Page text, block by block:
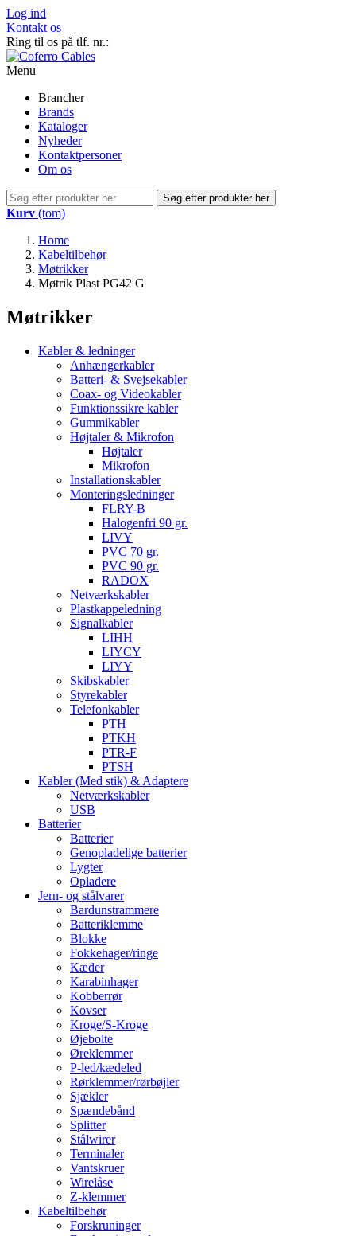
Log ind
Kontakt os
Ring til os på tlf. nr.:
Menu
Brancher
Brands
Kataloger
Nyheder
Kontaktpersoner
Om os
Søg efter produkter her
Kurv (tom)
Home
Kabeltilbehør
Møtrikker
Møtrik Plast PG42 G
Møtrikker
Kabler & ledninger
Anhængerkabler
Batteri- & Svejsekabler
Coax- og Videokabler
Funktionssikre kabler
Gummikabler
Højtaler & Mikrofon
Højtaler
Mikrofon
Installationskabler
Monteringsledninger
FLRY-B
Halogenfri 90 gr.
LIVY
PVC 70 gr.
PVC 90 gr.
RADOX
Netværkskabler
Plastkappeledning
Signalkabler
LIHH
LIYCY
LIYY
Skibskabler
Styrekabler
Telefonkabler
PTH
PTKH
PTR-F
PTSH
Kabler (Med stik) & Adaptere
Netværkskabler
USB
Batterier
Batterier
Genopladelige batterier
Lygter
Opladere
Jern- og stålvarer
Bardunstrammere
Batteriklemme
Blokke
Fokkehager/ringe
Kæder
Karabinhager
Kobberrør
Kovser
Kroge/S-Kroge
Øjebolte
Øreklemmer
P-led/kædeled
Rørklemmer/rørbøjler
Sjækler
Spændebånd
Splitter
Stålwirer
Terminaler
Vantskruer
Wirelåse
Z-klemmer
Kabeltilbehør
Forskruninger